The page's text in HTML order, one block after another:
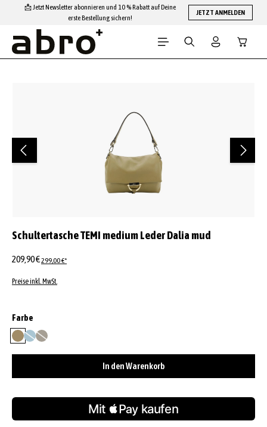
Zum Hauptinhalt springen
📩 Jetzt Newsletter abonnieren und 10 % Rabatt auf Deine
erste Bestellung sichern!
JETZT ANMELDEN
Schultertasche TEMI medium Leder Dalia mud
209,90 €299,00 €*
Preise inkl. MwSt.
Farbe
mudsapphire
(Diese Option ist zurzeit nicht verfügbar.)
stone
(Diese Option ist zurzeit nicht verfügbar.)
In den Warenkorb